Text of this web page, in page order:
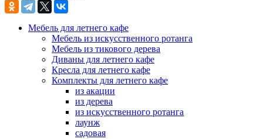
Мебель для летнего кафе
Мебель из искусственного ротанга
Мебель из тикового дерева
Диваны для летнего кафе
Кресла для летнего кафе
Комплекты для летнего кафе
из акации
из дерева
из искусственного ротанга
лаунж
садовая